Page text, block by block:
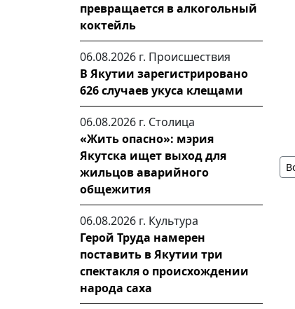
превращается в алкогольный
коктейль
06.08.2026 г. Происшествия
В Якутии зарегистрировано
626 случаев укуса клещами
06.08.2026 г. Столица
«Жить опасно»: мэрия
Якутска ищет выход для
жильцов аварийного
общежития
06.08.2026 г. Культура
Герой Труда намерен
поставить в Якутии три
спектакля о происхождении
народа саха